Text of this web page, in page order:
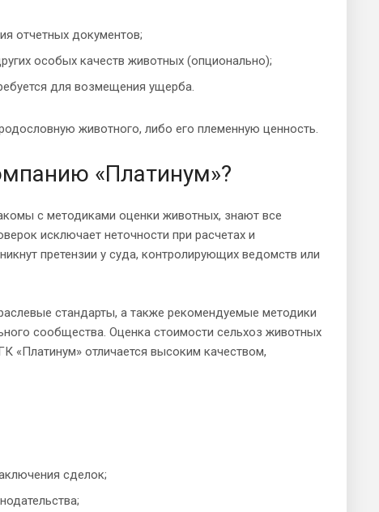
отчетных документов;
особых качеств животных (опционально);
для возмещения ущерба.
животного, либо его племенную ценность.
«Платинум»?
с методиками оценки животных, знают все
исключает неточности при расчетах и
претензии у суда, контролирующих ведомств или
стандарты, а также рекомендуемые методики
сообщества. Оценка стоимости сельхоз животных
«Платинум» отличается высоким качеством,
сделок;